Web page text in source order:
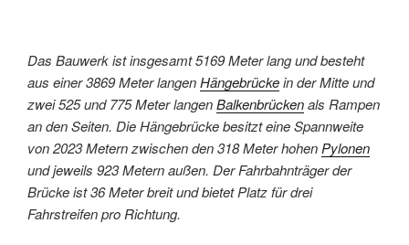
Das Bauwerk ist insgesamt 5169 Meter lang und besteht
aus einer 3869 Meter langenHängebrückein der Mitte und
zwei 525 und 775 Meter langenBalkenbrückenals Rampen
an den Seiten. Die Hängebrücke besitzt eine Spannweite
von 2023 Metern zwischen den 318 Meter hohen Pylonen
und jeweils 923 Metern außen. Der Fahrbahnträger der
Brücke ist 36 Meter breit und bietet Platz für drei
Fahrstreifen pro Richtung.